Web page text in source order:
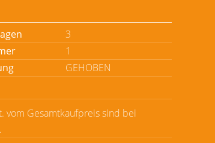
3
1
GEHOBEN
vom Gesamtkaufpreis sind bei